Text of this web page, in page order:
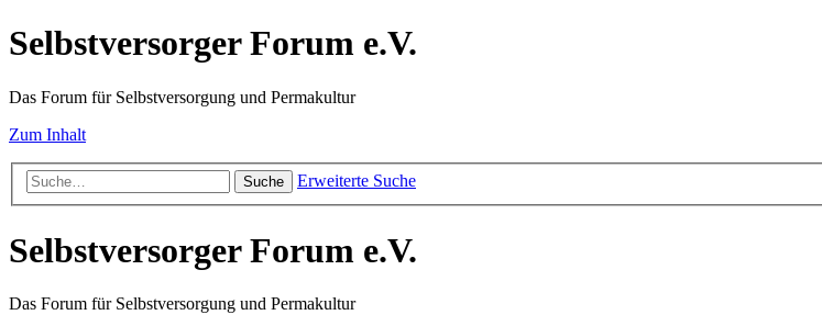
Selbstversorger Forum e.V.
Das Forum für Selbstversorgung und Permakultur
Zum Inhalt
Suche Erweiterte Suche
Selbstversorger Forum e.V.
Das Forum für Selbstversorgung und Permakultur